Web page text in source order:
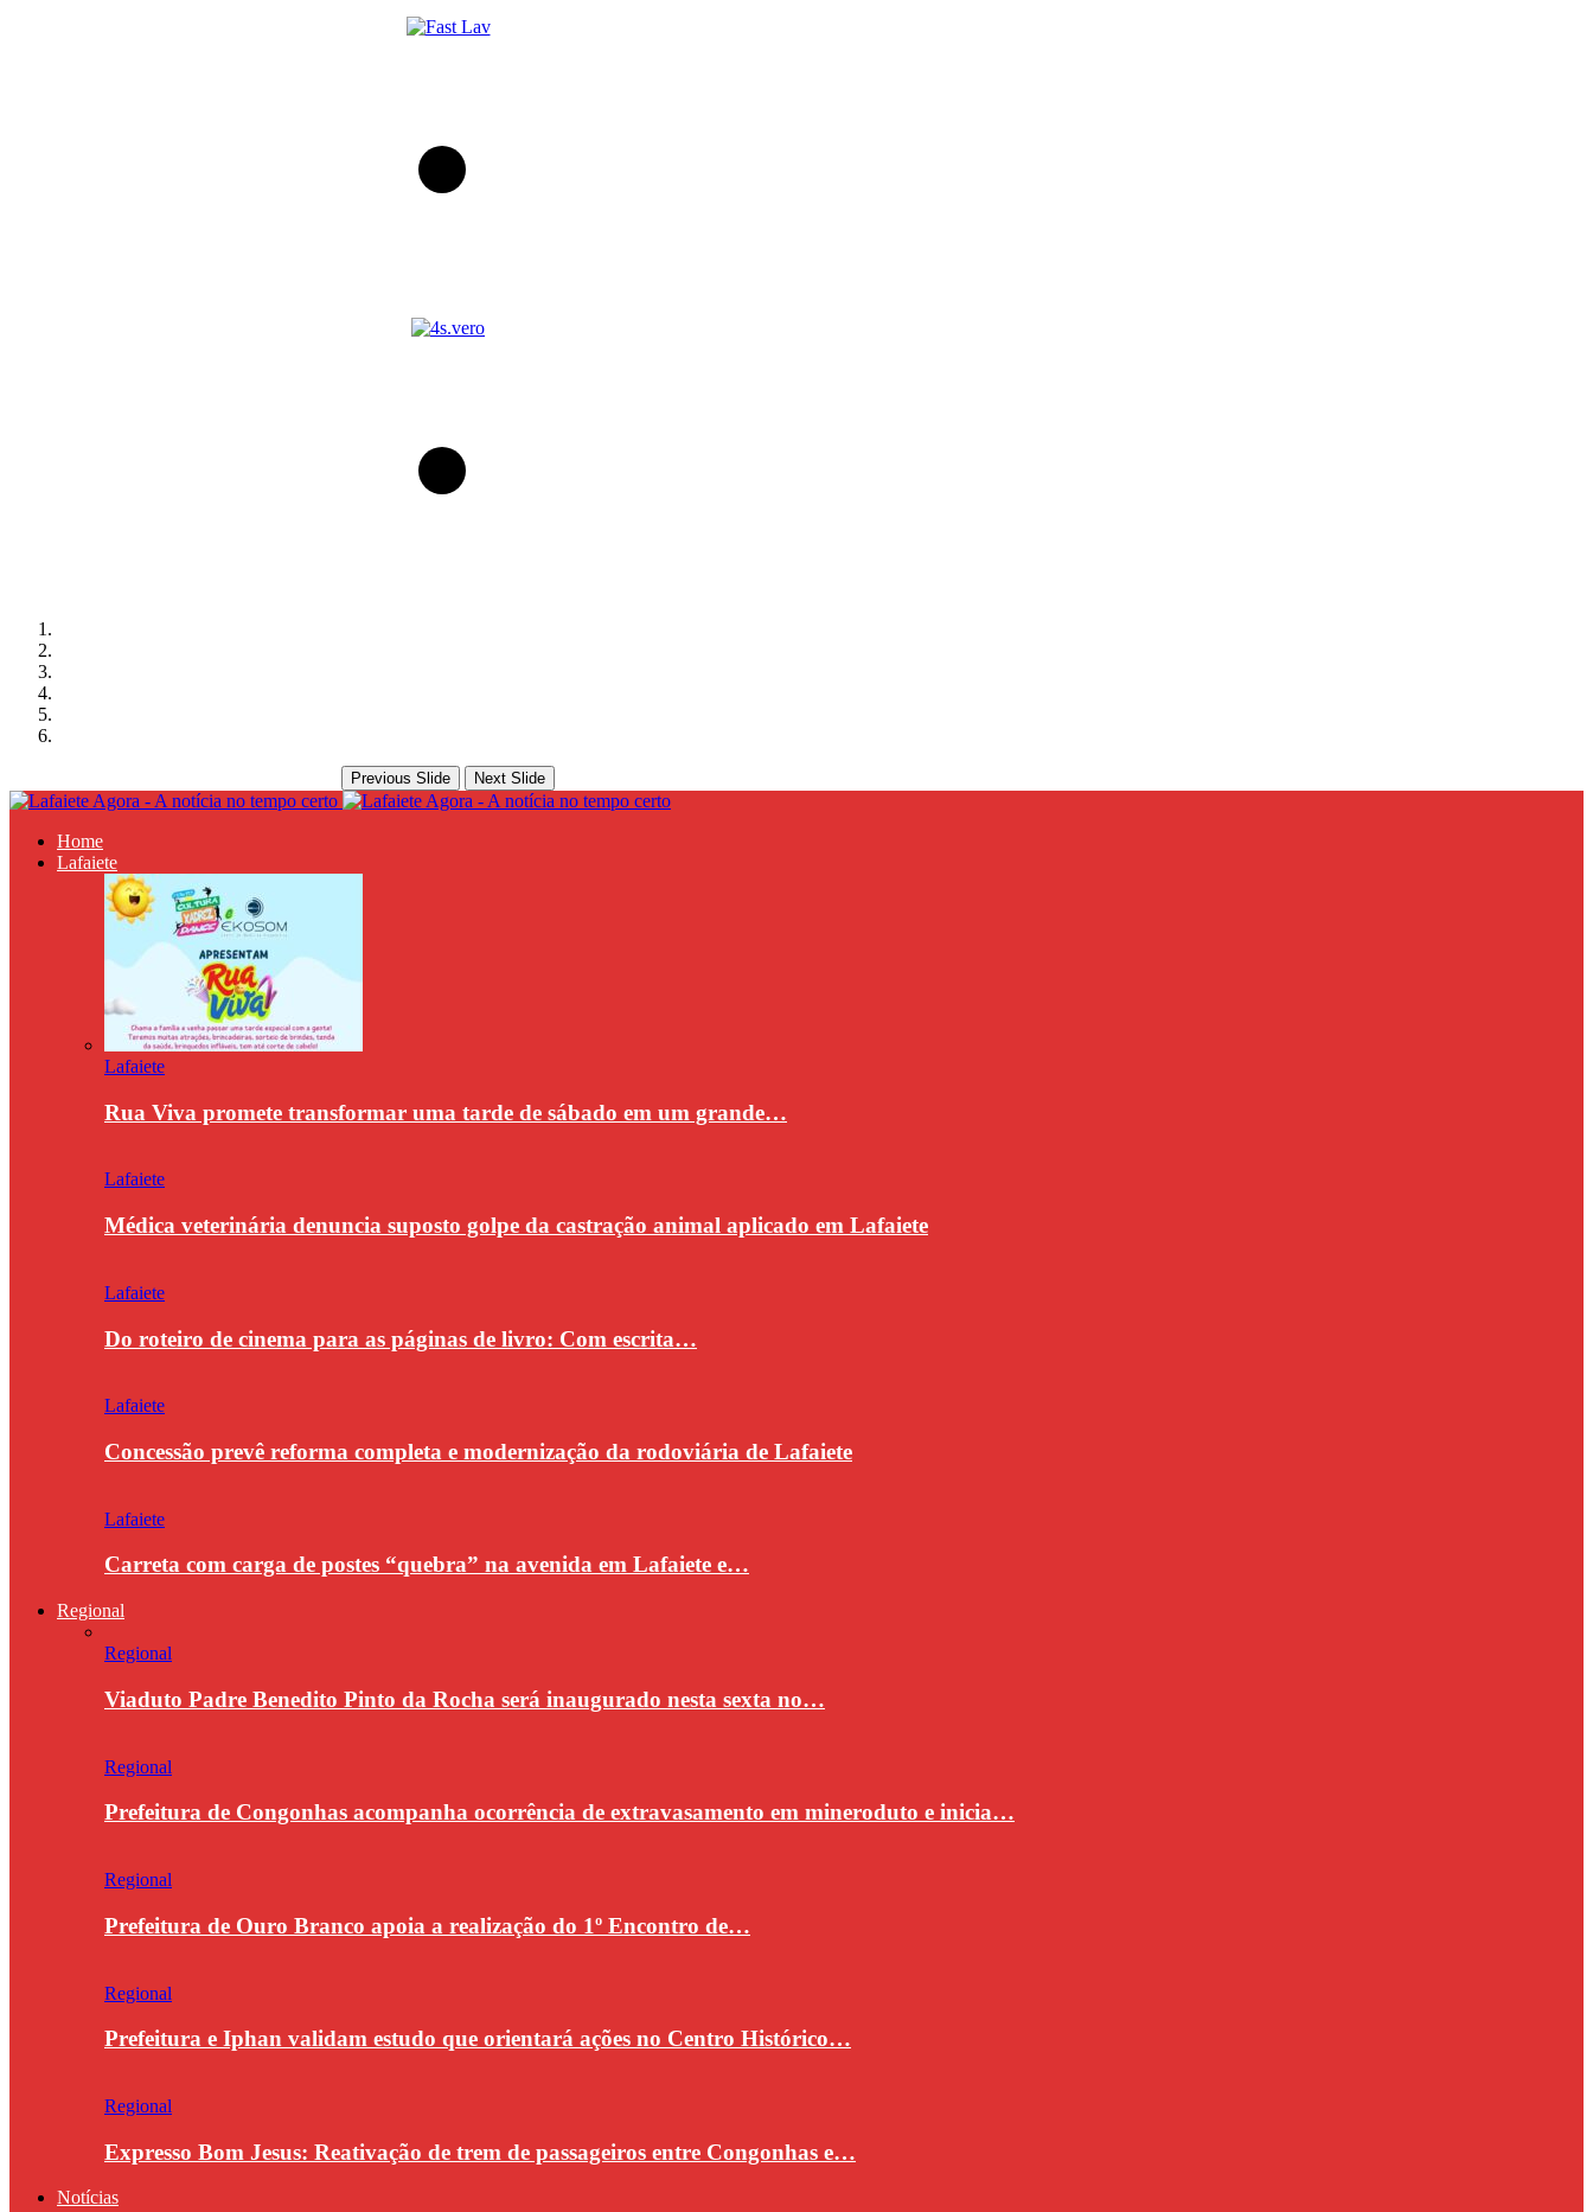
Previous Slide Next Slide
Home
Lafaiete
Lafaiete
Rua Viva promete transformar uma tarde de sábado em um grande…
Lafaiete
Médica veterinária denuncia suposto golpe da castração animal aplicado em Lafaiete
Lafaiete
Do roteiro de cinema para as páginas de livro: Com escrita…
Lafaiete
Concessão prevê reforma completa e modernização da rodoviária de Lafaiete
Lafaiete
Carreta com carga de postes “quebra” na avenida em Lafaiete e…
Regional
Regional
Viaduto Padre Benedito Pinto da Rocha será inaugurado nesta sexta no…
Regional
Prefeitura de Congonhas acompanha ocorrência de extravasamento em mineroduto e inicia…
Regional
Prefeitura de Ouro Branco apoia a realização do 1º Encontro de…
Regional
Prefeitura e Iphan validam estudo que orientará ações no Centro Histórico…
Regional
Expresso Bom Jesus: Reativação de trem de passageiros entre Congonhas e…
Notícias